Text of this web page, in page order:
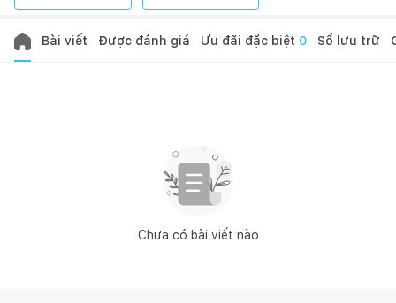
Bài viết Được đánh giá Ưu đãi đặc biệt 0 Sổ lưu trữ
Chưa có bài viết nào